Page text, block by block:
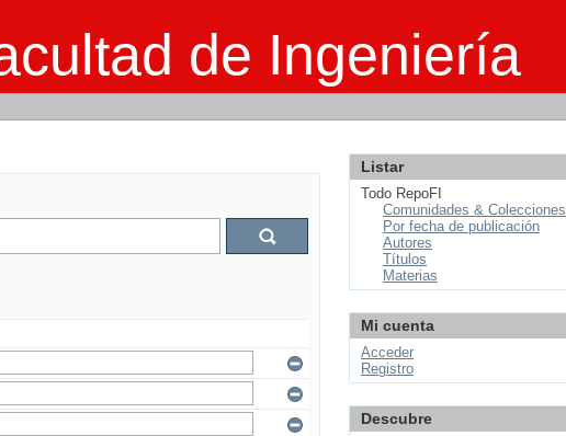
de Ingeniería
Listar
Todo RepoFI
Comunidades & Colecciones
Por fecha de publicación
Autores
Títulos
Materias
Mi cuenta
Acceder
Registro
Descubre